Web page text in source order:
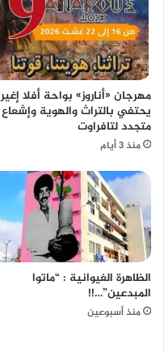
مهرجان «أناروز» بواحة أفلا إغير
يحتفي بالتراث والهوية وإشعاع
متجدد لتافراوت
منذ 3 أيام
الظاهرة الغيوانية : “ماتوا
المبدعين”…!!
منذ أسبوعين